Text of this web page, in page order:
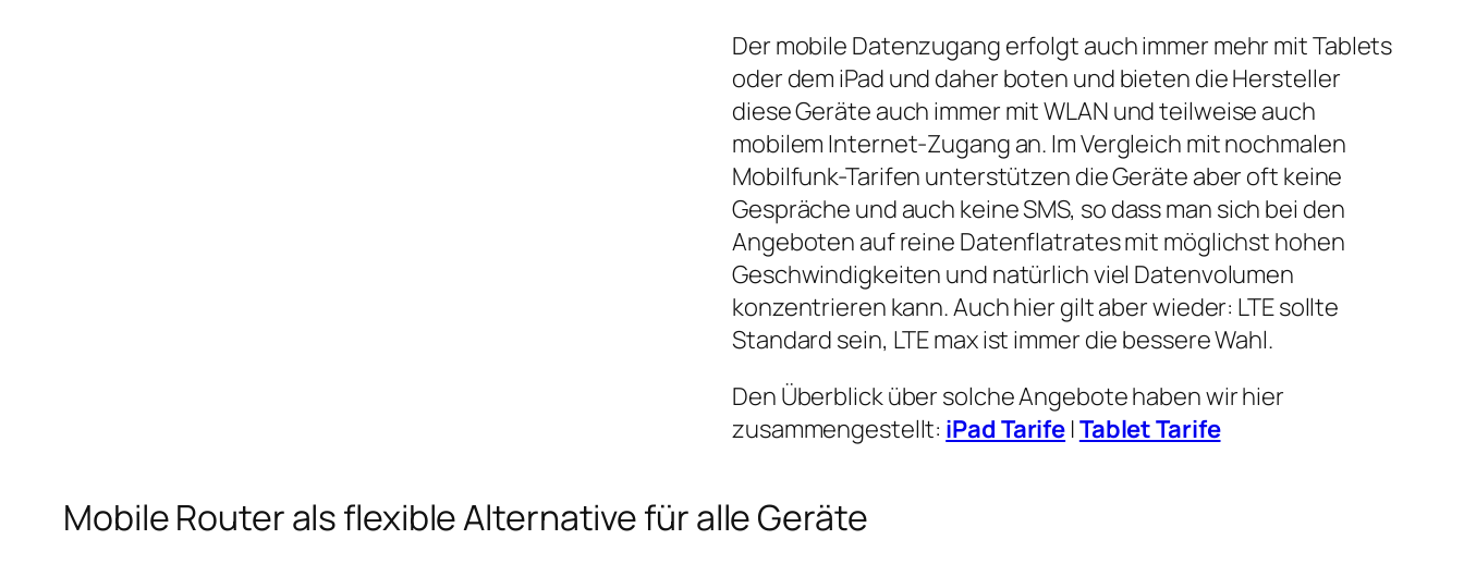
Der mobile Datenzugang erfolgt auch immer mehr mit Tablets
oder dem iPad und daher boten und bieten die Hersteller
diese Geräte auch immer mit WLAN und teilweise auch
mobilem Internet-Zugang an. Im Vergleich mit nochmalen
Mobilfunk-Tarifen unterstützen die Geräte aber oft keine
Gespräche und auch keine SMS, so dass man sich bei den
Angeboten auf reine Datenflatrates mit möglichst hohen
Geschwindigkeiten und natürlich viel Datenvolumen
konzentrieren kann. Auch hier gilt aber wieder: LTE sollte
Standard sein, LTE max ist immer die bessere Wahl.
Den Überblick über solche Angebote haben wir hier
zusammengestellt: iPad Tarife |Tablet Tarife
Mobile Router als flexible Alternative für alle Geräte